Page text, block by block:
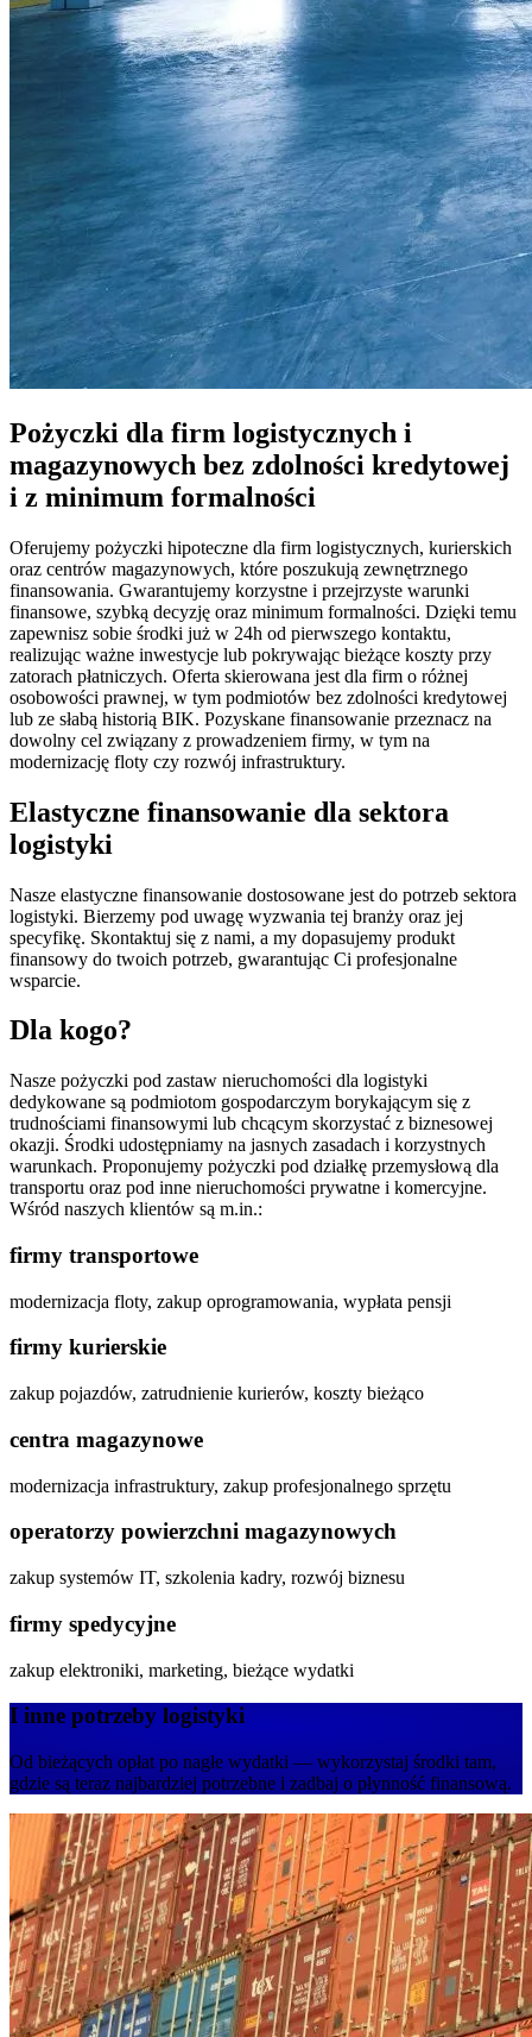
Pożyczki dla firm logistycznych i
magazynowych bez zdolności kredytowej
i z minimum formalności
Oferujemy pożyczki hipoteczne dla firm logistycznych, kurierskich
oraz centrów magazynowych, które poszukują zewnętrznego
finansowania. Gwarantujemy korzystne i przejrzyste warunki
finansowe, szybką decyzję oraz minimum formalności. Dzięki temu
zapewnisz sobie środki już w 24h od pierwszego kontaktu,
realizując ważne inwestycje lub pokrywając bieżące koszty przy
zatorach płatniczych. Oferta skierowana jest dla firm o różnej
osobowości prawnej, w tym podmiotów bez zdolności kredytowej
lub ze słabą historią BIK. Pozyskane finansowanie przeznacz na
dowolny cel związany z prowadzeniem firmy, w tym na
modernizację floty czy rozwój infrastruktury.
Elastyczne finansowanie dla sektora
logistyki
Nasze elastyczne finansowanie dostosowane jest do potrzeb sektora
logistyki. Bierzemy pod uwagę wyzwania tej branży oraz jej
specyfikę. Skontaktuj się z nami, a my dopasujemy produkt
finansowy do twoich potrzeb, gwarantując Ci profesjonalne
wsparcie.
Dla kogo?
Nasze pożyczki pod zastaw nieruchomości dla logistyki
dedykowane są podmiotom gospodarczym borykającym się z
trudnościami finansowymi lub chcącym skorzystać z biznesowej
okazji. Środki udostępniamy na jasnych zasadach i korzystnych
warunkach. Proponujemy pożyczki pod działkę przemysłową dla
transportu oraz pod inne nieruchomości prywatne i komercyjne.
Wśród naszych klientów są m.in.:
firmy transportowe
modernizacja floty, zakup oprogramowania, wypłata pensji
firmy kurierskie
zakup pojazdów, zatrudnienie kurierów, koszty bieżąco
centra magazynowe
modernizacja infrastruktury, zakup profesjonalnego sprzętu
operatorzy powierzchni magazynowych
zakup systemów IT, szkolenia kadry, rozwój biznesu
firmy spedycyjne
zakup elektroniki, marketing, bieżące wydatki
I inne potrzeby logistyki
Od bieżących opłat po nagłe wydatki — wykorzystaj środki tam,
gdzie są teraz najbardziej potrzebne i zadbaj o płynność finansową.